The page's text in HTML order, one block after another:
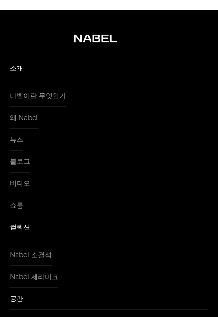
소개
나벨이란 무엇인가
왜 Nabel
뉴스
블로그
비디오
쇼룸
컬렉션
Nabel 소결석
Nabel 세라미크
공간